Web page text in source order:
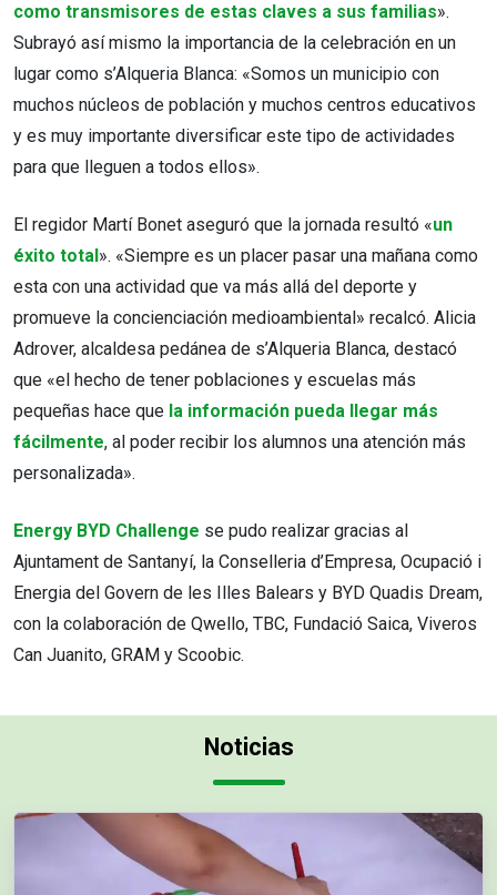
como transmisores de estas claves a sus familias».
Subrayó así mismo la importancia de la celebración en un
lugar como s’Alqueria Blanca: «Somos un municipio con
muchos núcleos de población y muchos centros educativos
y es muy importante diversificar este tipo de actividades
para que lleguen a todos ellos».
El regidor Martí Bonet aseguró que la jornada resultó «un
éxito total ». «Siempre es un placer pasar una mañana como
esta con una actividad que va más allá del deporte y
promueve la concienciación medioambiental» recalcó. Alicia
Adrover, alcaldesa pedánea de s’Alqueria Blanca, destacó
que «el hecho de tener poblaciones y escuelas más
pequeñas hace que la información pueda llegar más
fácilmente, al poder recibir los alumnos una atención más
personalizada».
Energy BYD Challenge se pudo realizar gracias al
Ajuntament de Santanyí, la Conselleria d’Empresa, Ocupació i
Energia del Govern de les Illes Balears y BYD Quadis Dream,
con la colaboración de Qwello, TBC, Fundació Saica, Viveros
Can Juanito, GRAM y Scoobic.
Noticias